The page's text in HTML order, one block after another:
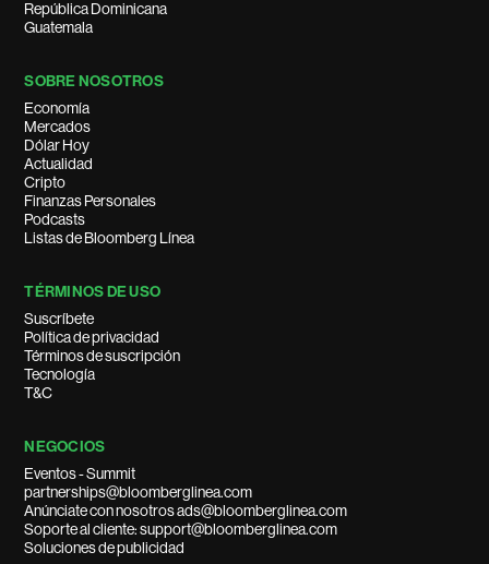
República Dominicana
Guatemala
SOBRE NOSOTROS
Economía
Mercados
Dólar Hoy
Actualidad
Cripto
Finanzas Personales
Podcasts
Listas de Bloomberg Línea
TÉRMINOS DE USO
Suscríbete
Política de privacidad
Términos de suscripción
Tecnología
T&C
NEGOCIOS
Eventos - Summit
partnerships@bloomberglinea.com
Anúnciate con nosotros ads@bloomberglinea.com
Soporte al cliente: support@bloomberglinea.com
Soluciones de publicidad